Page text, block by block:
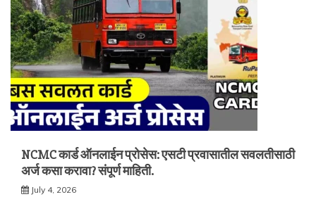
NCMC कार्ड ऑनलाईन प्रोसेस: एसटी प्रवासातील सवलतीसाठी
अर्ज कसा करावा? संपूर्ण माहिती.
July 4, 2026